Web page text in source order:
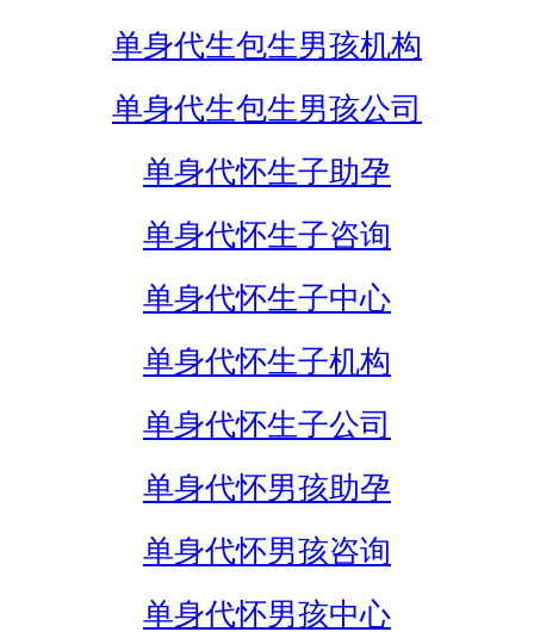
单身代生包生男孩机构
单身代生包生男孩公司
单身代怀生子助孕
单身代怀生子咨询
单身代怀生子中心
单身代怀生子机构
单身代怀生子公司
单身代怀男孩助孕
单身代怀男孩咨询
单身代怀男孩中心